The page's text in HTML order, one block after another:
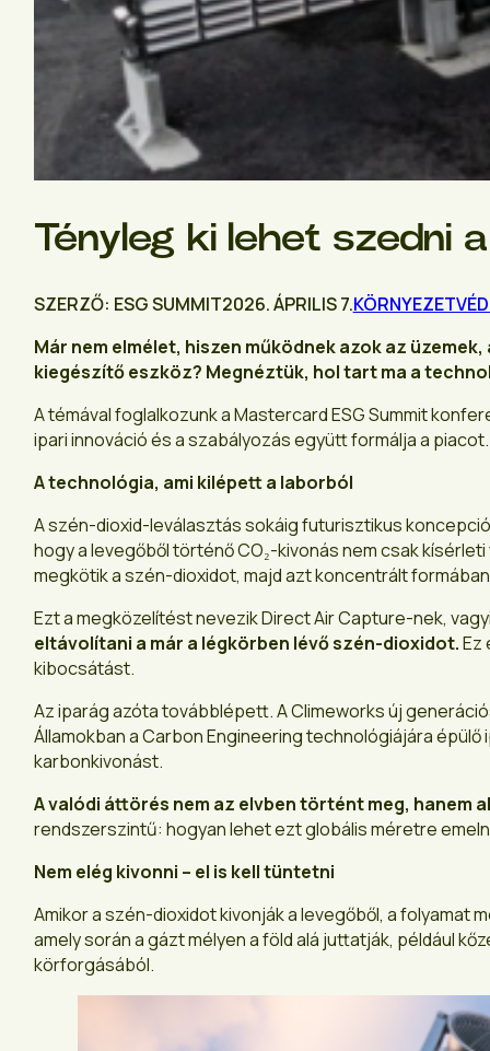
Tényleg ki lehet szedni
SZERZŐ: ESG SUMMIT2026. ÁPRILIS 7.
Már nem elmélet, hiszen működnek azok az
kiegészítő eszköz? Megnéztük, hol tart ma a
A témával foglalkozunk a Mastercard ESG Summit
ipari innováció és a szabályozás együtt formálja a
A technológia, ami kilépett a laborból
A szén-dioxid-leválasztás sokáig futurisztikus
hogy a levegőből történő CO₂-kivonás nem csak
megkötik a szén-dioxidot, majd azt koncentrált
Ezt a megközelítést nevezik Direct Air Capture-nek,
eltávolítani a már a légkörben lévő szén-dioxidot.Ez
kibocsátást.
Az iparág azóta továbblépett. A Climeworks új
Államokban a Carbon Engineering technológiájára
karbonkivonást.
A valódi áttörés nem az elvben történt meg, hanem
rendszerszintű: hogyan lehet ezt globális méretre
Nem elég kivonni – el is kell tüntetni
Amikor a szén-dioxidot kivonják a levegőből, a folyamat
amely során a gázt mélyen a föld alá juttatják, például
körforgásából.